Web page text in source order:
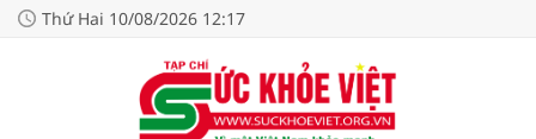
Thứ Hai 10/08/2026 12:17